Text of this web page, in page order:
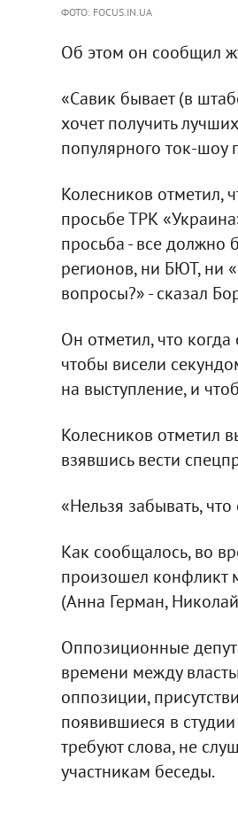
ФОТО: FOCUS.IN.UA
Об этом он сообщил
«Савик бывает (в
хочет получить
популярного ток-шоу
Колесников отметил,
просьбе ТРК
просьба - все должно
регионов, ни БЮТ, ни
вопросы?» - сказал
Он отметил, что
чтобы висели
на выступление, и
Колесников отметил
взявшись вести
«Нельзя забывать,
Как сообщалось, во
произошел конфликт
(Анна Герман,
Оппозиционные
времени между
оппозиции,
появившиеся в
требуют слова, не
участникам беседы.